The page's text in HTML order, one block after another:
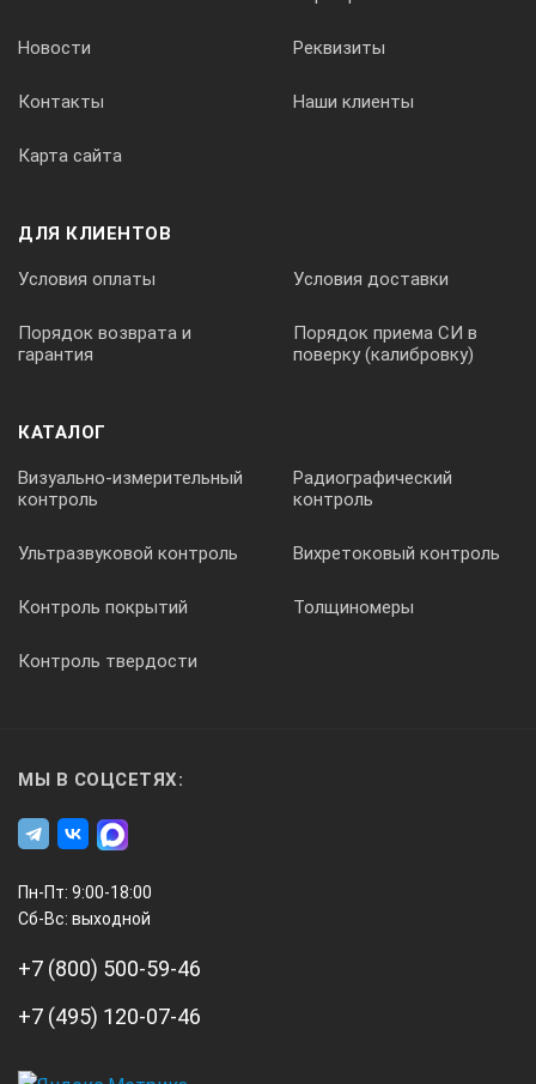
Новости Реквизиты
Контакты Наши клиенты
Карта сайта
ДЛЯ КЛИЕНТОВ
Условия оплаты Условия доставки
Порядок возврата и
гарантия
Порядок приема СИ в
поверку (калибровку)
КАТАЛОГ
Визуально-измерительный
контроль
Радиографический
контроль
Ультразвуковой контроль Вихретоковый контроль
Контроль покрытий Толщиномеры
Контроль твердости
МЫ В СОЦСЕТЯХ:
Пн-Пт: 9:00-18:00
Сб-Вс: выходной
+7 (800) 500-59-46
+7 (495) 120-07-46